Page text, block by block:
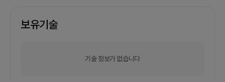
보유기술
기술 정보가 없습니다